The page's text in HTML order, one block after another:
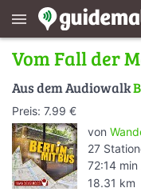
menu
Vom Fall der
Aus dem Audiowalk
Preis: 7.99 €
von
27
72:14 min
18.31 km